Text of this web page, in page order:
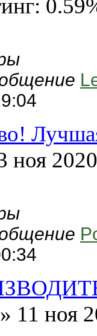
ноя
11 ноя